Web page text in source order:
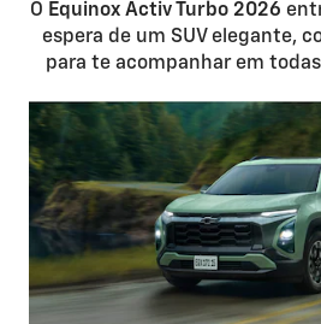
O Equinox Activ Turbo 2026
espera de um SUV elegante,
para te acompanhar em